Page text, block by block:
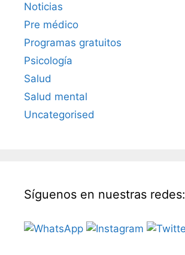
Noticias
Pre médico
Programas gratuitos
Psicología
Salud
Salud mental
Uncategorised
Síguenos en nuestras redes: